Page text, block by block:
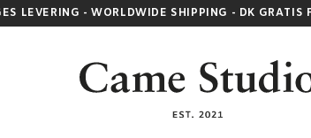
LEVERING - WORLDWIDE SHIPPING - DK GRATIS